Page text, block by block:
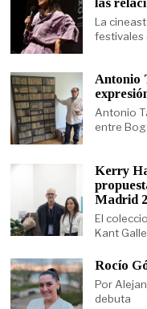
La
festivales
Antonio
Antonio
entre
Kerry
Madrid
El
Kant
Rocío
Por
debuta